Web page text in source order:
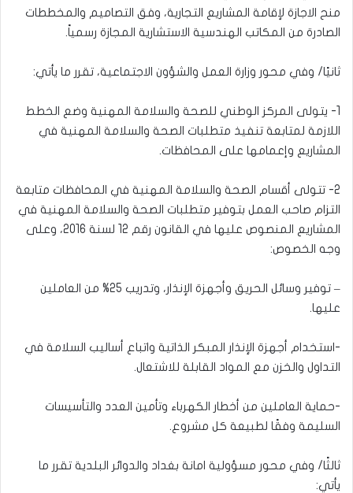
منح الاجازة لإقامة المشاريع التجارية، وفق التصاميم والمخططات
الصادرة من المكاتب الهندسية الاستشارية المجازة رسمياً.
ثانيًا/ وفي محور وزارة العمل والشؤون الاجتماعية، تقرر ما يأتي:
1- يتولى المركز الوطني للصحة والسلامة المهنية وضع الخطط
اللازمة لمتابعة تنفيذ متطلبات الصحة والسلامة المهنية في
المشاريع وإعمامها على المحافظات.
2- تتولى أقسام الصحة والسلامة المهنية في المحافظات متابعة
التزام صاحب العمل بتوفير متطلبات الصحة والسلامة المهنية في
المشاريع المنصوص عليها في القانون رقم 12 لسنة 2016، وعلى
وجه الخصوص:
– توفير وسائل الحريق وأجهزة الإنذار، وتدريب 25% من العاملين
عليها.
-استخدام أجهزة الإنذار المبكر الذاتية واتباع أساليب السلامة في
التداول والخزن مع المواد القابلة للاشتعال.
-حماية العاملين من أخطار الكهرباء وتأمين العدد والتأسيسات
السليمة وفقًا لطبيعة كل مشروع.
ثالثًا/ وفي محور مسؤولية امانة بغداد والدوائر البلدية تقرر ما
يأتي: